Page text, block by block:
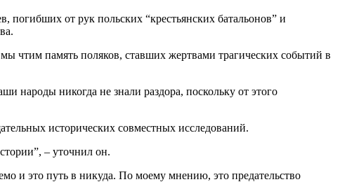
от рук польских “крестьянских батальонов” и
чтим память поляков, ставших жертвами трагических событий в
народы никогда не знали раздора, поскольку от этого
исторических совместных исследований.
– уточнил он.
и это путь в никуда. По моему мнению, это предательство